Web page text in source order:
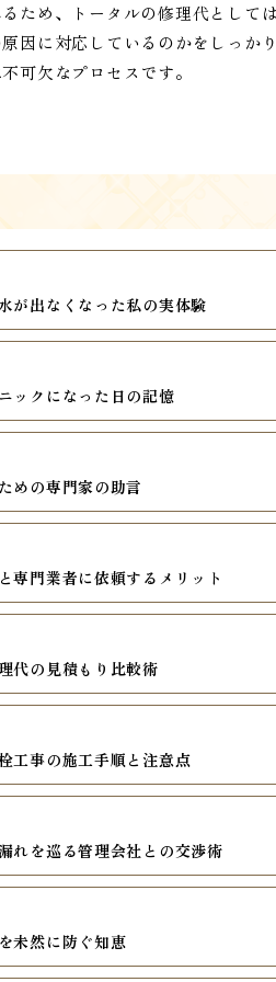
ため、トータルの修理代として
因に対応しているのかをしっか
可欠なプロセスです。
が出なくなった私の実体験
ックになった日の記憶
めの専門家の助言
専門業者に依頼するメリット
代の見積もり比較術
工事の施工手順と注意点
れを巡る管理会社との交渉術
未然に防ぐ知恵